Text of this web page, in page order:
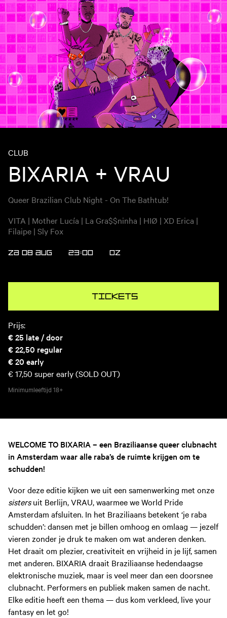
CLUB
BIXARIA + VRAU
Queer Brazilian Club Night - On The Bathtub!
VITA | Mother Lucía | La Gra$$ninha | HIØ | XD Erica |
Filaipe | Sly Fox
ZA 08 AUG 23:00 OZ
Tickets
Prijs:
€ 25 late / door
€ 22,50 regular
€ 20 early
€ 17,50 super early (SOLD OUT)
Minimumleeftijd 18+
WELCOME TO BIXARIA – een Braziliaanse queer clubnacht
in Amsterdam waar alle raba’s de ruimte krijgen om te
schudden!
Voor deze editie kijken we uit een samenwerking met onze
sistersuit Berlijn, VRAU, waarmee we World Pride
Amsterdam afsluiten. In het Braziliaans betekent ‘je raba
schudden’: dansen met je billen omhoog en omlaag — jezelf
vieren zonder je druk te maken om wat anderen denken.
Het draait om plezier, creativiteit en vrijheid in je lijf, samen
met anderen. BIXARIA draait Braziliaanse hedendaagse
elektronische muziek, maar is veel meer dan een doorsnee
clubnacht. Performers en publiek maken samen de nacht.
Elke editie heeft een thema — dus kom verkleed, live your
fantasy en let go!